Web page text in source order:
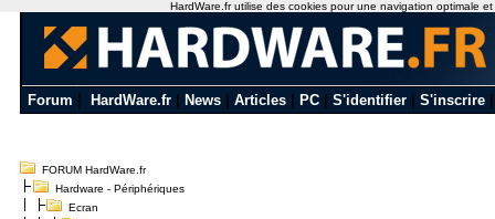
Forum HardWare.fr News Articles PC S'identifier S'inscrire
FORUM HardWare.fr
Hardware - Périphériques
Ecran
HardWare.fr utilise des cookies pour une navigation optimale